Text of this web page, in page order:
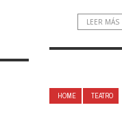
LEER MÁS
HOME TEATRO